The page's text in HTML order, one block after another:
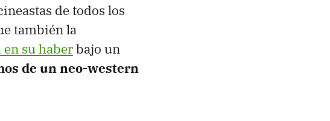
de todos los
también la
su haberbajo un
de un neo-western